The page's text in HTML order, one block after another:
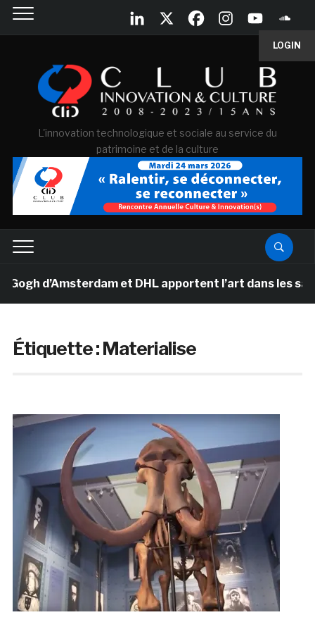
LOGIN
L'innovation technologique et sociale au service du
patrimoine et de la culture
d’Amsterdam et DHL apportent l’art dans les salles
Étiquette :Materialise